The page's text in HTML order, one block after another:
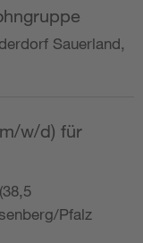
Sauerland,
w/d) für
Pfalz